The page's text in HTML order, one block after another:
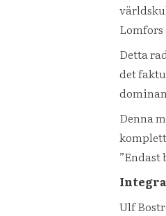
Lomfors
Detta
det
Denna
Ulf